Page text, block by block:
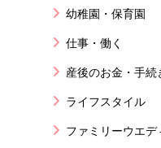
幼稚園・保育園
仕事・働く
産後のお金・手続
ライフスタイル
ファミリーウエデ